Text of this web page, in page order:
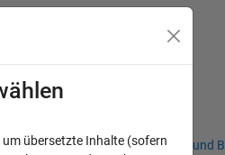
Niederlassungen Studierende und
um übersetzte Inhalte (sofern